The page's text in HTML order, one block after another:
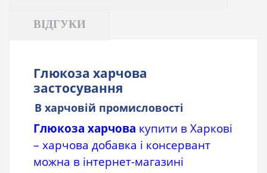
ВІДГУКИ
Глюкоза харчова
застосування
В харчовій промисловості
Глюкоза харчова купити в Харкові
– харчова добавка і консервант
можна в інтернет-магазині